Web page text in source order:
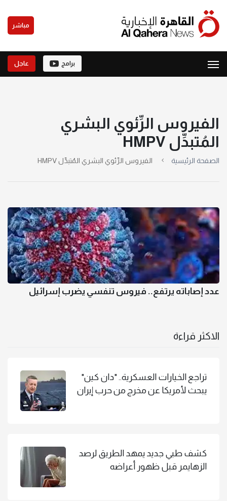
مباشر
برامج عاجل
الفيروس الرِّئوي البشري
المُتبدِّل HMPV
الصفحة الرئيسية الفيروس الرِّئوي البشري المُتبدِّل HMPV
عدد إصاباته يرتفع.. فيروس تنفسي يضرب إسرائيل
الاكثر قراءة
تراجع الخيارات العسكرية.. "دان كين"
يبحث لأمريكا عن مخرج من حرب إيران
كشف طبي جديد يمهد الطريق لرصد
الزهايمر قبل ظهور أعراضه